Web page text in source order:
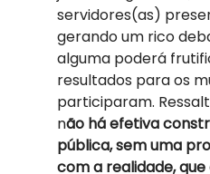
servidores(as)
gerando um rico
alguma poderá
resultados para os
participaram.
não há efetiva
pública, sem uma
com a realidade,